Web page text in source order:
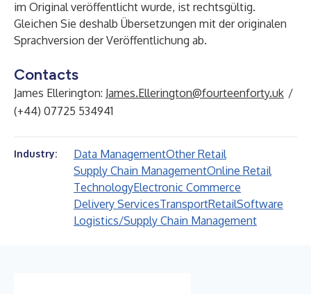
im Original veröffentlicht wurde, ist rechtsgültig.
Gleichen Sie deshalb Übersetzungen mit der originalen
Sprachversion der Veröffentlichung ab.
Contacts
James Ellerington: James.Ellerington@fourteenforty.uk /
(+44) 07725 534941
Industry: Data ManagementOther Retail
Supply Chain ManagementOnline Retail
TechnologyElectronic Commerce
Delivery ServicesTransportRetailSoftware
Logistics/Supply Chain Management